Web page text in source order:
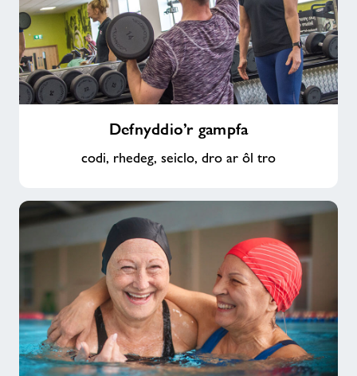
Defnyddio’r gampfa
codi, rhedeg, seiclo, dro ar ôl tro